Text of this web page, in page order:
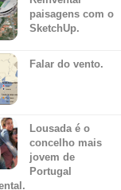
paisagens com o
SketchUp.
Falar do vento.
Lousada é o
concelho mais
jovem de
Portugal